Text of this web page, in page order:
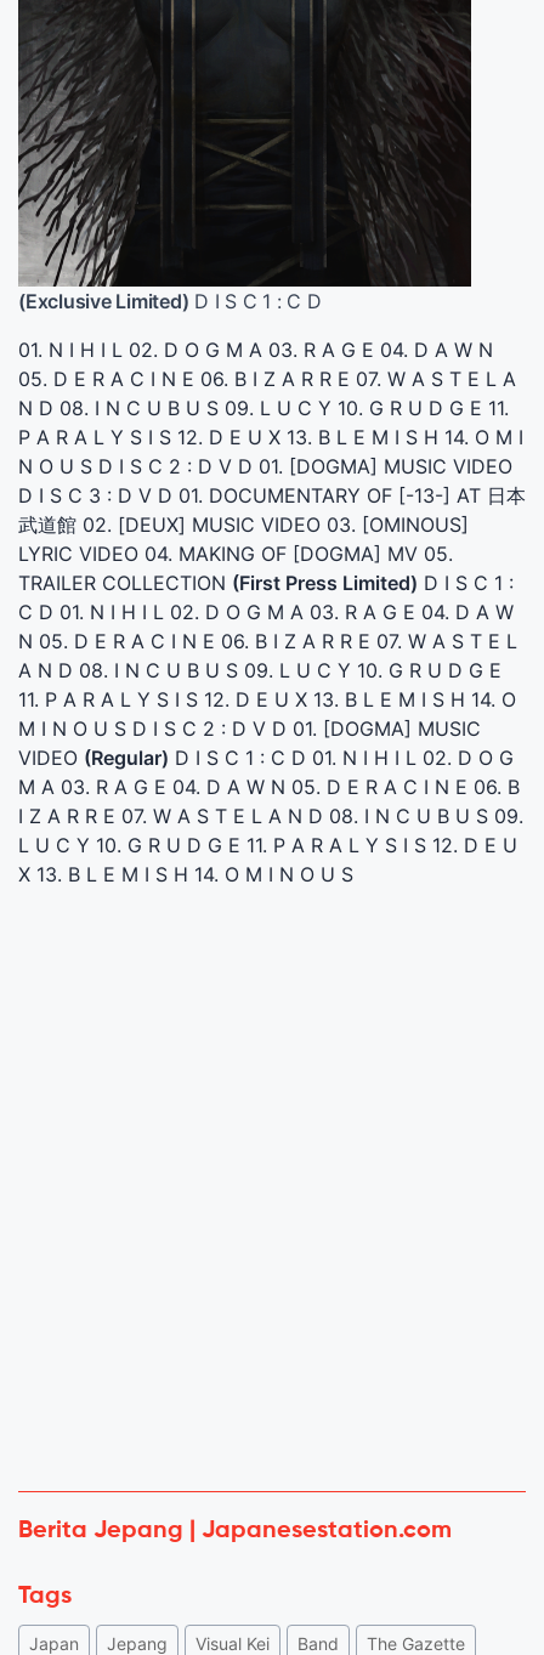
(Exclusive Limited) D I S C 1 : C D
01. N I H I L 02. D O G M A 03. R A G E 04. D A W N
05. D E R A C I N E 06. B I Z A R R E 07. W A S T E L A
N D 08. I N C U B U S 09. L U C Y 10. G R U D G E 11.
P A R A L Y S I S 12. D E U X 13. B L E M I S H 14. O M I
N O U S D I S C 2 : D V D 01. [DOGMA] MUSIC VIDEO
D I S C 3 : D V D 01. DOCUMENTARY OF [-13-] AT 日本
武道館 02. [DEUX] MUSIC VIDEO 03. [OMINOUS]
LYRIC VIDEO 04. MAKING OF [DOGMA] MV 05.
TRAILER COLLECTION (First Press Limited) D I S C 1 :
C D 01. N I H I L 02. D O G M A 03. R A G E 04. D A W
N 05. D E R A C I N E 06. B I Z A R R E 07. W A S T E L
A N D 08. I N C U B U S 09. L U C Y 10. G R U D G E
11. P A R A L Y S I S 12. D E U X 13. B L E M I S H 14. O
M I N O U S D I S C 2 : D V D 01. [DOGMA] MUSIC
VIDEO (Regular) D I S C 1 : C D 01. N I H I L 02. D O G
M A 03. R A G E 04. D A W N 05. D E R A C I N E 06. B
I Z A R R E 07. W A S T E L A N D 08. I N C U B U S 09.
L U C Y 10. G R U D G E 11. P A R A L Y S I S 12. D E U
X 13. B L E M I S H 14. O M I N O U S
Berita Jepang | Japanesestation.com
Tags
Japan Jepang Visual Kei Band The Gazette